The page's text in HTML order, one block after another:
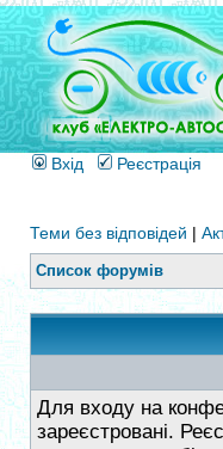
Вхід Реєстрація
Теми без відповідей |
Список форумів
Для входу на
зареєстровані.